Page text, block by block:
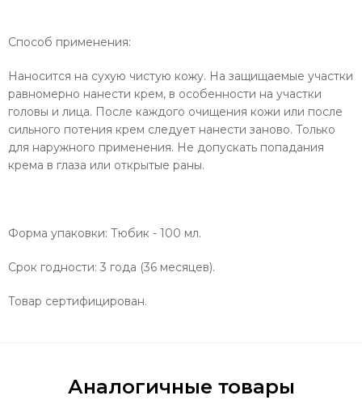
Способ применения:
Наносится на сухую чистую кожу. На защищаемые участки
равномерно нанести крем, в особенности на участки
головы и лица. После каждого очищения кожи или после
сильного потения крем следует нанести заново. Только
для наружного применения. Не допускать попадания
крема в глаза или открытые раны.
Форма упаковки: Тюбик - 100 мл.
Срок годности: 3 года (36 месяцев).
Товар сертифицирован.
Аналогичные товары